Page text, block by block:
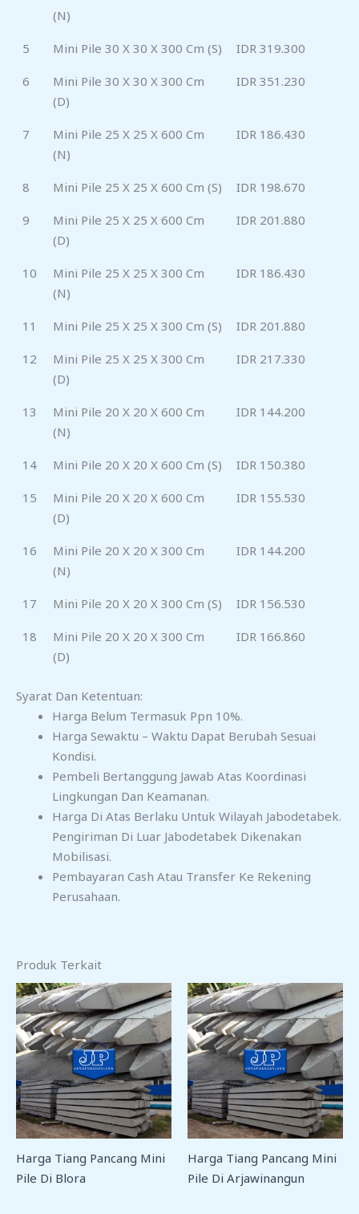
(N)
5 Mini Pile 30 X 30 X 300 Cm (S) IDR 319.300
6
Mini Pile 30 X 30 X 300 Cm
(D)
IDR 351.230
7
Mini Pile 25 X 25 X 600 Cm
(N)
IDR 186.430
8 Mini Pile 25 X 25 X 600 Cm (S) IDR 198.670
9
Mini Pile 25 X 25 X 600 Cm
(D)
IDR 201.880
10
Mini Pile 25 X 25 X 300 Cm
(N)
IDR 186.430
11 Mini Pile 25 X 25 X 300 Cm (S) IDR 201.880
12
Mini Pile 25 X 25 X 300 Cm
(D)
IDR 217.330
13
Mini Pile 20 X 20 X 600 Cm
(N)
IDR 144.200
14 Mini Pile 20 X 20 X 600 Cm (S) IDR 150.380
15
Mini Pile 20 X 20 X 600 Cm
(D)
IDR 155.530
16
Mini Pile 20 X 20 X 300 Cm
(N)
IDR 144.200
17 Mini Pile 20 X 20 X 300 Cm (S) IDR 156.530
18
Mini Pile 20 X 20 X 300 Cm
(D)
IDR 166.860
Syarat Dan Ketentuan:
Harga Belum Termasuk Ppn 10%.
Harga Sewaktu – Waktu Dapat Berubah Sesuai
Kondisi.
Pembeli Bertanggung Jawab Atas Koordinasi
Lingkungan Dan Keamanan.
Harga Di Atas Berlaku Untuk Wilayah Jabodetabek.
Pengiriman Di Luar Jabodetabek Dikenakan
Mobilisasi.
Pembayaran Cash Atau Transfer Ke Rekening
Perusahaan.
Produk Terkait
Harga Tiang Pancang Mini
Pile Di Blora
Harga Tiang Pancang Mini
Pile Di Arjawinangun